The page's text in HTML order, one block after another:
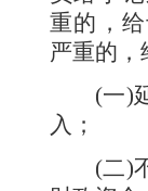
重的，
严重的，
(一)
入；
(二)